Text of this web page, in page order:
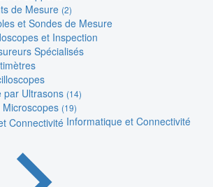
de Mesure (2)
et Sondes de Mesure
et Inspection
Spécialisés
par Ultrasons (14)
(19)
Informatique et Connectivité